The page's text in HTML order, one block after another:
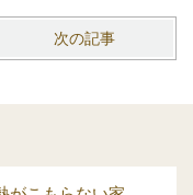
次の記事